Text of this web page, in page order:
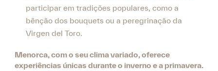
participar em tradições populares, como a
bênção dos bouquets ou a peregrinação da
Virgen del Toro.
Menorca, com o seu clima variado, oferece
experiências únicas durante o inverno e a primavera.